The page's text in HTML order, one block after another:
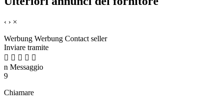
‹ › ×
Werbung Werbung Contact seller
Inviare tramite
    
n Messaggio
9
Chiamare